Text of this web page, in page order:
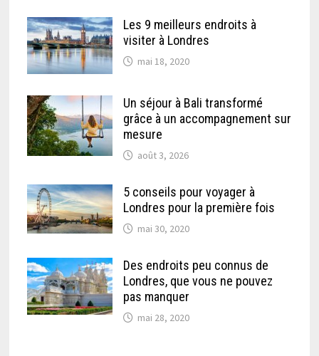
Les 9 meilleurs endroits à
visiter à Londres
mai 18, 2020
Un séjour à Bali transformé
grâce à un accompagnement sur
mesure
août 3, 2026
5 conseils pour voyager à
Londres pour la première fois
mai 30, 2020
Des endroits peu connus de
Londres, que vous ne pouvez
pas manquer
mai 28, 2020